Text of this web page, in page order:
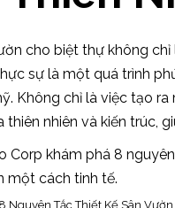
cho biệt thự không
sự là một quá trình
Không chỉ là việc tạo
thiên nhiên và kiến trúc,
Corp khám phá 8
một cách tinh tế.